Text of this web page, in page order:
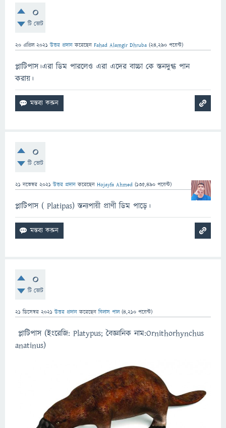
0
টি ভোট
20 এপ্রিল 2021 উত্তর প্রদান করেছেন Fahad Alamgir Dhruba (24,290 পয়েন্ট)
প্লাটিপাস।এরা ডিম পারলেও এরা এদের বাচ্চা কে স্তনদুগ্ধ পান
করায়।
0
টি ভোট
21 নভেম্বর 2021 উত্তর প্রদান করেছেন Hojayfa Ahmed (135,490 পয়েন্ট)
প্লাটিপাস ( Platipas) স্তন্যপায়ী প্রাণী ডিম পাড়ে।
0
টি ভোট
21 ডিসেম্বর 2021 উত্তর প্রদান করেছেনবিলাস পাল (4,210 পয়েন্ট)
প্লাটিপাস (ইংরেজি: Platypus; বৈজ্ঞানিক নাম:Ornithorhynchus
anatinus)